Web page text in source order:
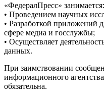
«ФедералПресс» занимается:
• Проведением научных
• Разработкой приложений
сфере медиа и госслужбы;
• Осуществляет
данных.
При заимствовании
информационного
обязательна.